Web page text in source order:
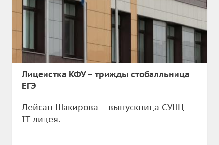
Лицеистка КФУ – трижды стобалльница
ЕГЭ
Лейсан Шакирова – выпускница СУНЦ
IT-лицея.